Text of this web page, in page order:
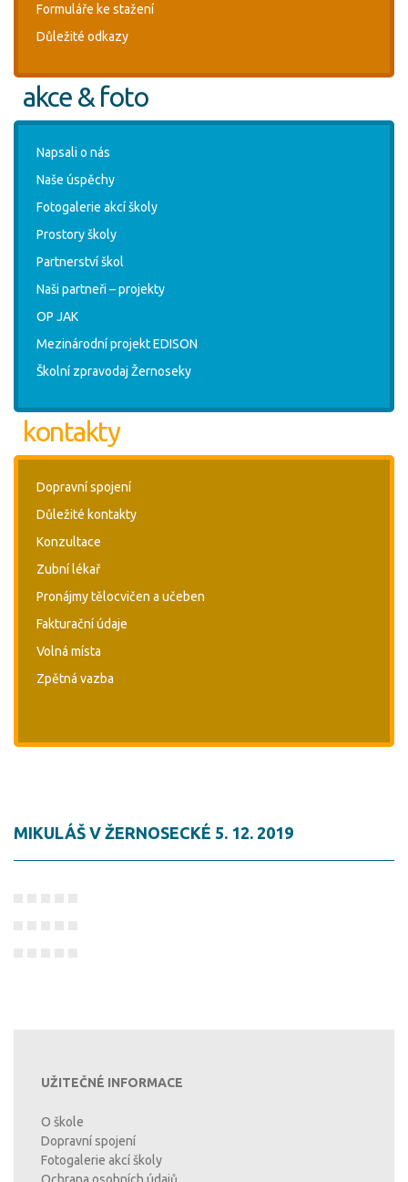
Formuláře ke stažení
Důležité odkazy
akce & foto
Napsali o nás
Naše úspěchy
Fotogalerie akcí školy
Prostory školy
Partnerství škol
Naši partneři – projekty
OP JAK
Mezinárodní projekt EDISON
Školní zpravodaj Žernoseky
kontakty
Dopravní spojení
Důležité kontakty
Konzultace
Zubní lékař
Pronájmy tělocvičen a učeben
Fakturační údaje
Volná místa
Zpětná vazba
MIKULÁŠ V ŽERNOSECKÉ 5. 12. 2019
UŽITEČNÉ INFORMACE
O škole
Dopravní spojení
Fotogalerie akcí školy
Ochrana osobních údajů